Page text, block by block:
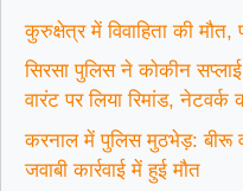
कुरुक्षेत्र में विवाहिता की
सिरसा पुलिस ने कोकीन
वारंट पर लिया रिमांड,
करनाल में पुलिस मुठभेड़: बीरू
जवाबी कार्रवाई में हुई मौत